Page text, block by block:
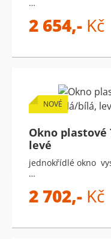
…
2 654,- Kč
NOVÉ
Okno plastové
levé
jednokřídlé okno
…
2 702,- Kč